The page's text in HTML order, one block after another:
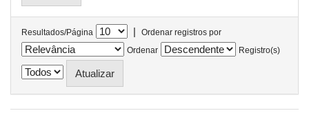
Resultados/Página |
Ordenar registros por
Ordenar
Registro(s)